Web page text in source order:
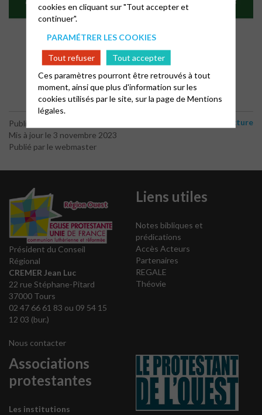
Publié le 30 octobre 2023
Mis à jour le 3 novembre 2023
Publié par le webmaster
Lecture
Président du Conseil
Régional
CREMER Jean Luc
22 rue Stéphane-Pitard
37000 Tours
02 47 66 61 83 ou 09 54 15
12 03 (bur.)
Nous contacter
Liens utiles
Notes bibliques et
prédications
Accès Acteurs
Partenaires
REGALE
Théovie
Associations
protestantes
Les institutions
cookies en cliquant sur "Tout accepter et
continuer".
PARAMÉTRER LES COOKIES
Tout refuser
Tout accepter
Ces paramètres pourront être retrouvés à tout
moment, ainsi que plus d'information sur les
cookies utilisés par le site, sur la page deMentions
légales.